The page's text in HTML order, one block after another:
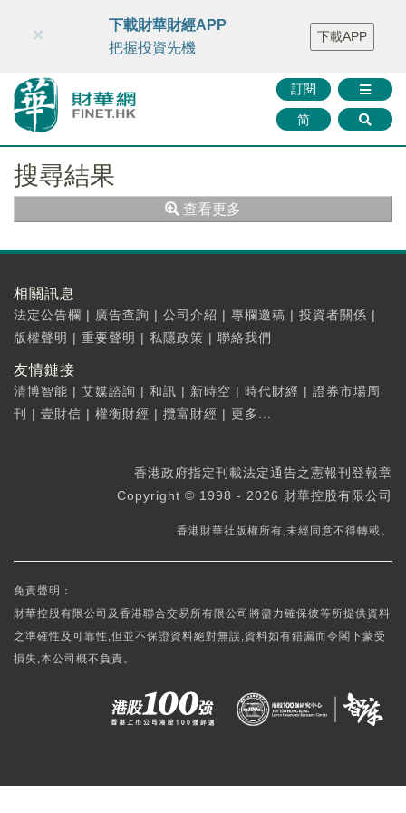
財華智庫網 FINTV FINMETA 財華證券 媒體矩陣
智庫沙龍
聯絡我們
訂閱
简
×
下載財華財經APP
把握投資先機
下載APP
搜尋結果
查看更多
相關訊息
法定公告欄 | 廣告查詢 | 公司介紹 | 專欄邀稿 | 投資者關係 |
版權聲明 | 重要聲明 | 私隱政策 | 聯絡我們
友情鏈接
清博智能 | 艾媒諮詢 | 和訊 | 新時空 | 時代財經 | 證券市場周
刊
| 壹財信 | 權衡財經 | 攬富財經 | 更多...
香港政府指定刊載法定通告之憲報刊登報章
Copyright © 1998 - 2026 財華控股有限公司
香港財華社版權所有,未經同意不得轉載。
免責聲明：
財華控股有限公司及香港聯合交易所有限公司將盡力確保彼等所提供資料
之準確性及可靠性,但並不保證資料絕對無誤,資料如有錯漏而令閣下蒙受
損失,本公司概不負責。